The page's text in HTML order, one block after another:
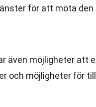
för att möta
även möjligheter att
och möjligheter för